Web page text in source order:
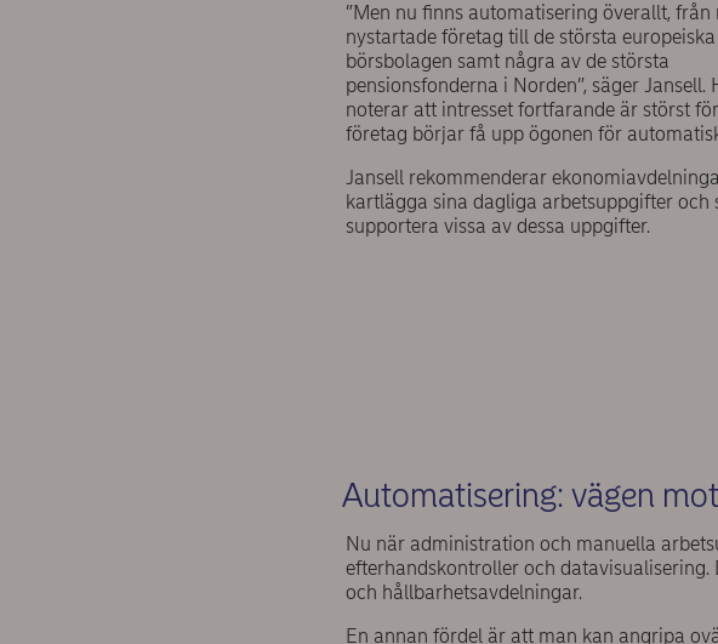
”Men nu finns automatisering överallt, från
nystartade företag till de största europeiska
börsbolagen samt några av de största
pensionsfonderna i Norden”, säger Jansell.
noterar att intresset fortfarande är störst
företag börjar få upp ögonen för
Jansell rekommenderar
kartlägga sina dagliga arbetsuppgifter
supportera vissa av dessa uppgifter.
Automatisering: vägen
Nu när administration och manuella
efterhandskontroller och
och hållbarhetsavdelningar.
En annan fördel är att man kan angripa